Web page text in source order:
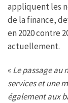
appliquent les
de la finance,
en 2020 contre
actuellement.
«Le passage au
services et une
également aux